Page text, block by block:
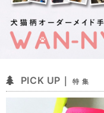
PICK UP｜ 特 集